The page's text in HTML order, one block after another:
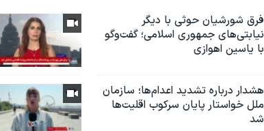
فرق شورشیان حوثی با دیگر
نیابتی‌های جمهوری اسلامی؛ گفت‌وگو
با یاسین اهوازی
هشدار درباره تشدید اعدام‌ها؛ سازمان
ملل خواستار پایان سرکوب اقلیت‌ها
شد